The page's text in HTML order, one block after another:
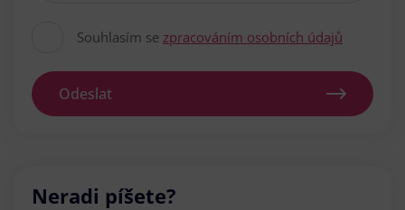
Souhlasím se zpracováním osobních údajů
Odeslat
Neradi píšete?